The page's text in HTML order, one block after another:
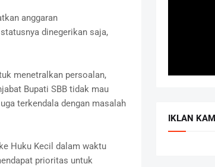
anggaran
dinegerikan saja,
menetralkan persoalan,
Bupati SBB tidak mau
terkendala dengan masalah
Huku Kecil dalam waktu
prioritas untuk
IKLAN KAMI